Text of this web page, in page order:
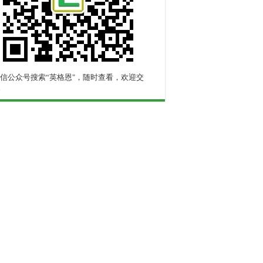
公众号搜索“英格恩"，随时查看，欢迎交